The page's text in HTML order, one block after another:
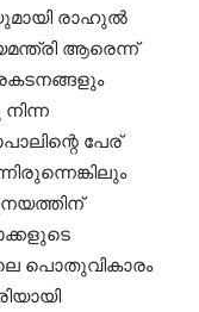
രാഹുല്‍
ആരെന്ന്
പേര്
പൊതുവികാരം